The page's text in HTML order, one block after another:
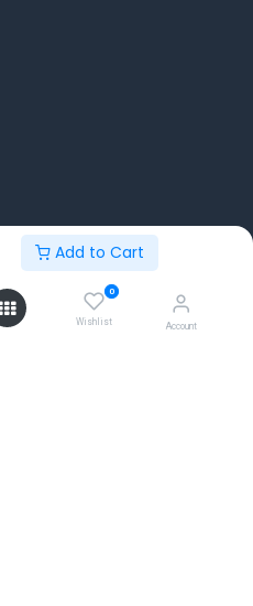
Add to Cart
0
Wishlist Account